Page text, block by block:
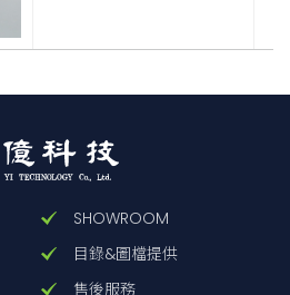
SHOWROOM
目錄&圖檔提供
售後服務